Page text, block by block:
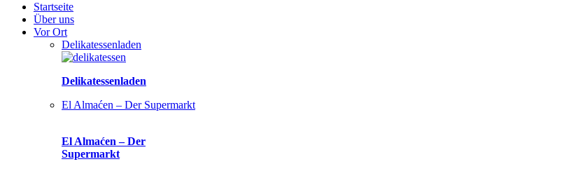
Startseite
Über uns
Vor Ort
Delikatessenladen
Delikatessenladen
El Almaćen – Der Supermarkt
El Almaćen – Der
Supermarkt